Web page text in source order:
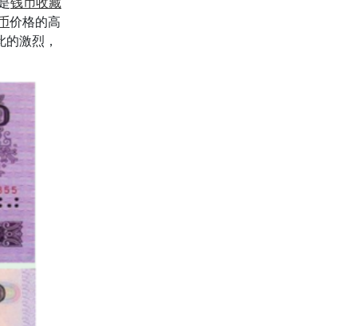
价格的高
激烈，